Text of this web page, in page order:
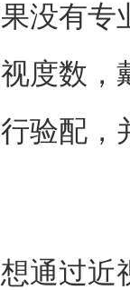
没有
度数
验配，
过近